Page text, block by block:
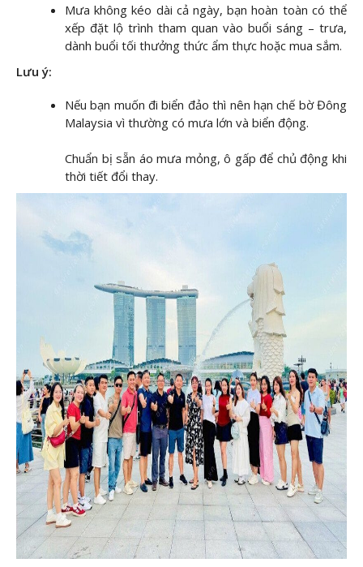
Mưa không kéo dài cả ngày, bạn hoàn toàn có thể
xếp đặt lộ trình tham quan vào buổi sáng – trưa,
dành buổi tối thưởng thức ẩm thực hoặc mua sắm.
Lưu ý:
Nếu bạn muốn đi biển đảo thì nên hạn chế bờ Đông
Malaysia vì thường có mưa lớn và biển động.
Chuẩn bị sẵn áo mưa mỏng, ô gấp để chủ động khi
thời tiết đổi thay.